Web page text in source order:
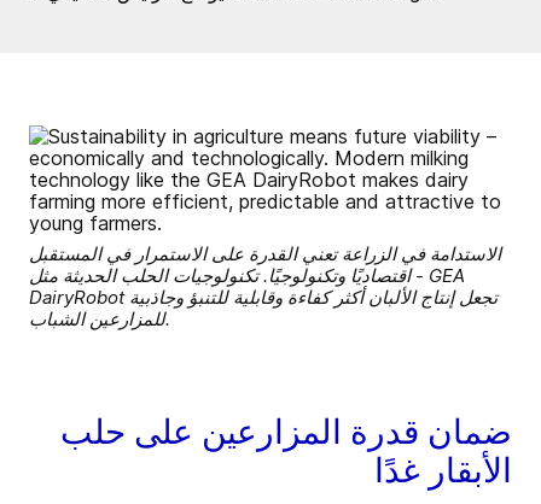
الاستدامة في الزراعة تعني القدرة على الاستمرار في المستقبل
- اقتصاديًا وتكنولوجيًا. تكنولوجيات الحلب الحديثة مثل GEA
DairyRobot تجعل إنتاج الألبان أكثر كفاءة وقابلية للتنبؤ وجاذبية
للمزارعين الشباب.
ضمان قدرة المزارعين على حلب
الأبقار غدًا